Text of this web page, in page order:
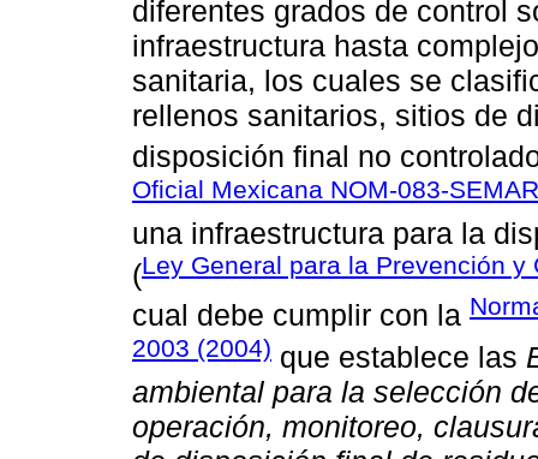
diferentes grados de control
infraestructura hasta
sanitaria, los cuales se
rellenos sanitarios, sitios de
disposición final no
Oficial Mexicana NOM-083-
una infraestructura para la
(Ley General para la Prevención
cual debe cumplir con la
2003 (2004) que establece las
ambiental para la selección
operación, monitoreo,